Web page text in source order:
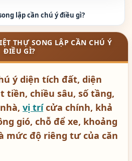
lập cần chú ý điều gì?
THỰ SONG LẬP CẦN CHÚ Ý
ĐIỀU GÌ?
ý diện tích đất, diện
tiền, chiều sâu, số tầng,
vị trícửa chính, khả
gió, chỗ để xe, khoảng
mức độ riêng tư của căn